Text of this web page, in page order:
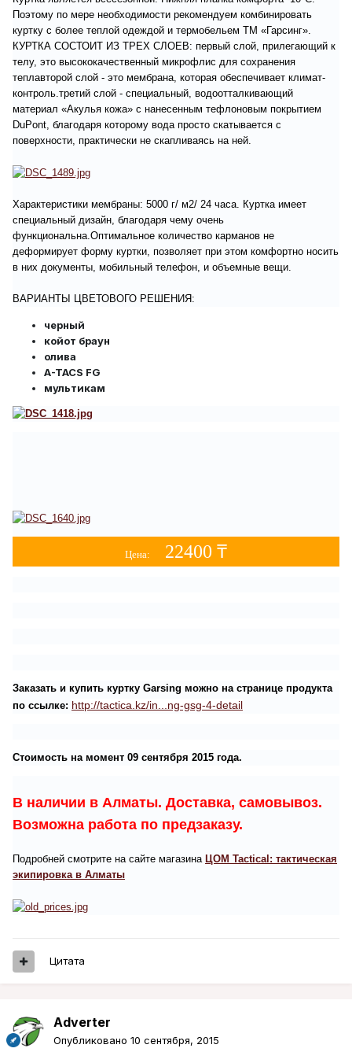
Поэтому по мере необходимости рекомендуем комбинировать
куртку с более теплой одеждой и термобельем ТМ «Гарсинг».
КУРТКА СОСТОИТ ИЗ ТРЕХ СЛОЕВ: первый слой, прилегающий к
телу, это высококачественный микрофлис для сохранения
теплавторой слой - это мембрана, которая обеспечивает климат-
контроль.третий слой - специальный, водоотталкивающий
материал «Акулья кожа» с нанесенным тефлоновым покрытием
DuPont, благодаря которому вода просто скатывается с
поверхности, практически не скапливаясь на ней.
Характеристики мембраны: 5000 г/ м2/ 24 часа. Куртка имеет
специальный дизайн, благодаря чему очень
функциональна.Оптимальное количество карманов не
деформирует форму куртки, позволяет при этом комфортно носить
в них документы, мобильный телефон, и объемные вещи.
ВАРИАНТЫ ЦВЕТОВОГО РЕШЕНИЯ:
черный
койот браун
олива
A-TACS FG
мультикам
Цена: 22400 ₸
Заказать и купить куртку Garsing можно на странице продукта
по ссылке: http://tactica.kz/in...ng-gsg-4-detail
Стоимость на момент 09 сентября 2015 года.
В наличии в Алматы. Доставка, самовывоз.
Возможна работа по предзаказу.
Подробней смотрите на сайте магазина ЦОМ Tactical: тактическая
экипировка в Алматы
Цитата
Adverter
Опубликовано 10 сентября, 2015